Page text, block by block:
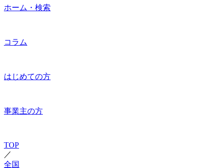
ホーム・検索
コラム
はじめての方
事業主の方
TOP
／
全国